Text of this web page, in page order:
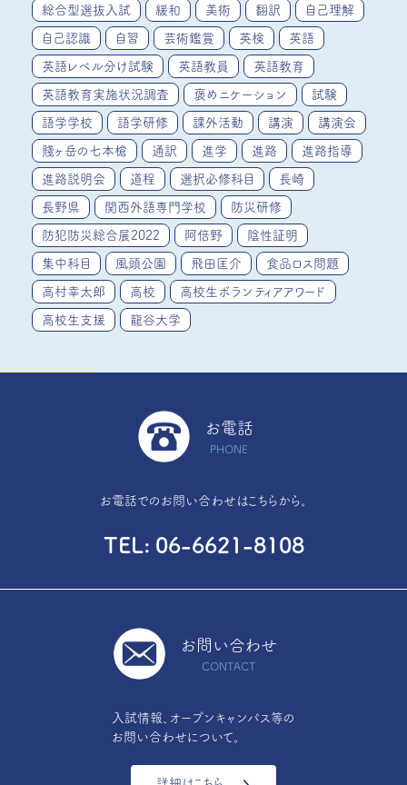
総合型選抜入試 緩和 美術 翻訳 自己理解
自己認識 自習 芸術鑑賞 英検 英語
英語レベル分け試験 英語教員 英語教育
英語教育実施状況調査 褒めニケーション 試験
語学学校 語学研修 課外活動 講演 講演会
賤ヶ岳の七本槍 通訳 進学 進路 進路指導
進路説明会 道程 選択必修科目 長崎
長野県 関西外語専門学校 防災研修
防犯防災総合展2022 阿倍野 陰性証明
集中科目 風頭公園 飛田匡介 食品ロス問題
高村幸太郎 高校 高校生ボランティアアワード
高校生支援 龍谷大学
お電話
PHONE
お電話でのお問い合わせはこちらから。
TEL 06-6621-8108
お問い合わせ
CONTACT
入試情報、オープンキャンパス等の
お問い合わせについて。